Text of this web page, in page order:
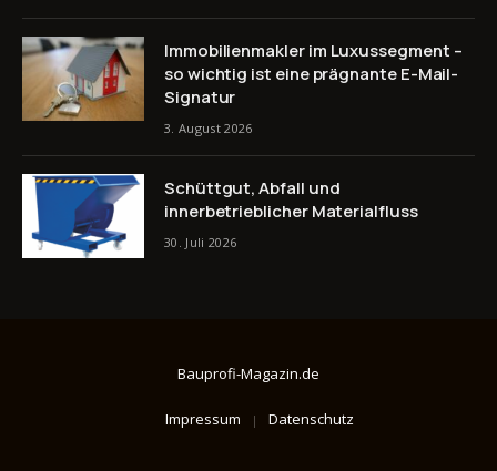
Immobilienmakler im Luxussegment –
so wichtig ist eine prägnante E-Mail-
Signatur
3. August 2026
Schüttgut, Abfall und
innerbetrieblicher Materialfluss
30. Juli 2026
Bauprofi-Magazin.de
Impressum Datenschutz